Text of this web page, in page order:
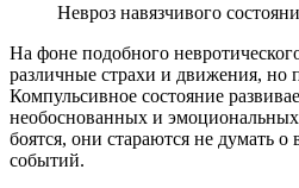
Невроз навязчивого
На фоне подобного
различные страхи и движения, но
Компульсивное состояние
необоснованных и
боятся, они стараются не думать
событий.